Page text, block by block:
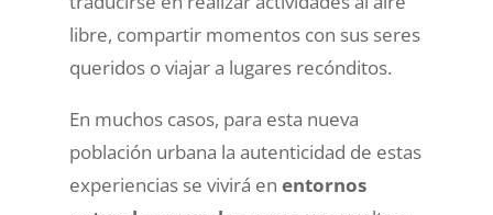
libre, compartir momentos con sus seres
queridos o viajar a lugares recónditos.
En muchos casos, para esta nueva
población urbana la autenticidad de estas
experiencias se vivirá en entornos